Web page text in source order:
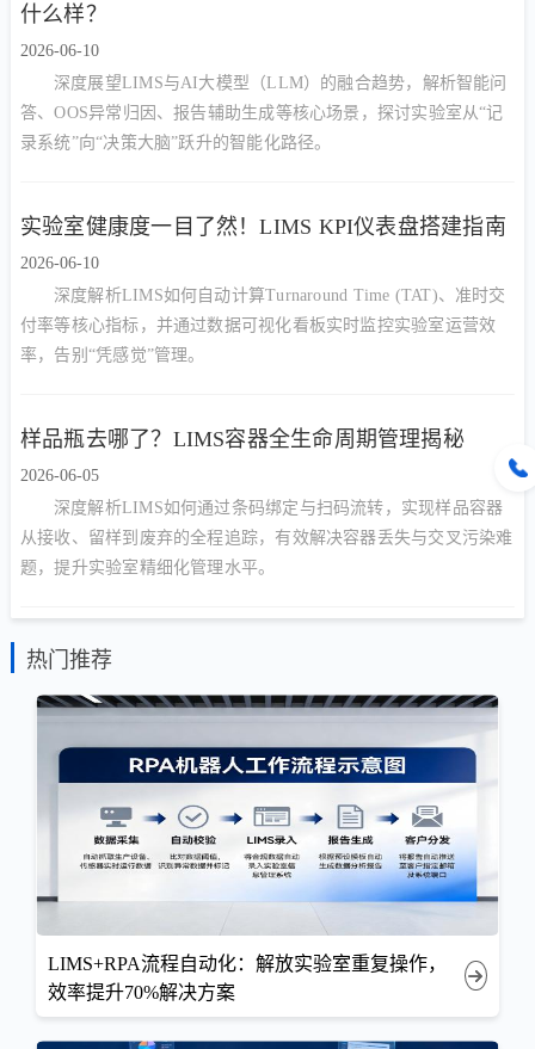
什么样？
2026-06-10
深度展望LIMS与AI大模型（LLM）的融合趋势，解析智能问
答、OOS异常归因、报告辅助生成等核心场景，探讨实验室从“记
录系统”向“决策大脑”跃升的智能化路径。
实验室健康度一目了然！LIMS KPI仪表盘搭建指南
2026-06-10
深度解析LIMS如何自动计算Turnaround Time (TAT)、准时交
付率等核心指标，并通过数据可视化看板实时监控实验室运营效
率，告别“凭感觉”管理。
样品瓶去哪了？LIMS容器全生命周期管理揭秘
2026-06-05
深度解析LIMS如何通过条码绑定与扫码流转，实现样品容器
从接收、留样到废弃的全程追踪，有效解决容器丢失与交叉污染难
题，提升实验室精细化管理水平。
热门推荐
LIMS+RPA流程自动化：解放实验室重复操作，
效率提升70%解决方案